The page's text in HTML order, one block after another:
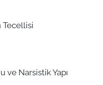
Tecellisi
ve Narsistik Yapı